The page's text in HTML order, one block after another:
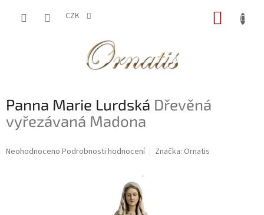
CZK
Panna Marie Lurdská Dřevěná
vyřezávaná Madona
Průměrné
Neohodnoceno Podrobnosti hodnocení Značka: Ornatis